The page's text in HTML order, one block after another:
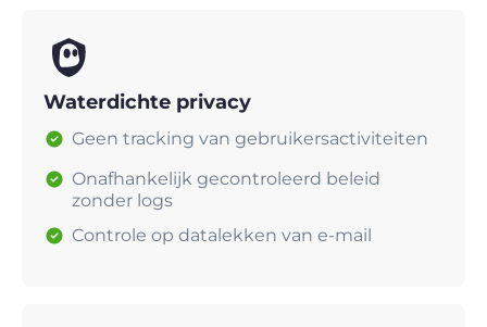
Waterdichte privacy
Geen tracking van gebruikersactiviteiten
Onafhankelijk gecontroleerd beleid
zonder logs
Controle op datalekken van e-mail